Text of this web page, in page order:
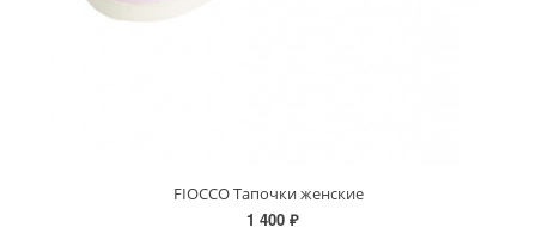
FIOCCO Тапочки женские
1 400 ₽